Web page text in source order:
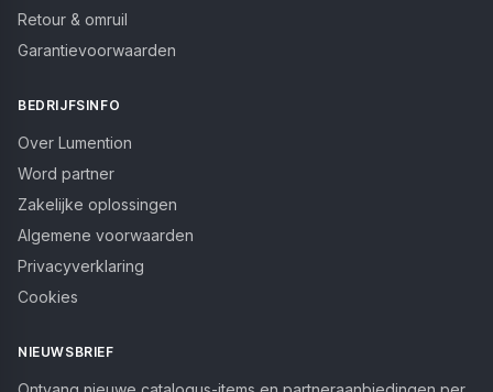
Retour & omruil
Garantievoorwaarden
BEDRIJFSINFO
Over Lumention
Word partner
Zakelijke oplossingen
Algemene voorwaarden
Privacyverklaring
Cookies
NIEUWSBRIEF